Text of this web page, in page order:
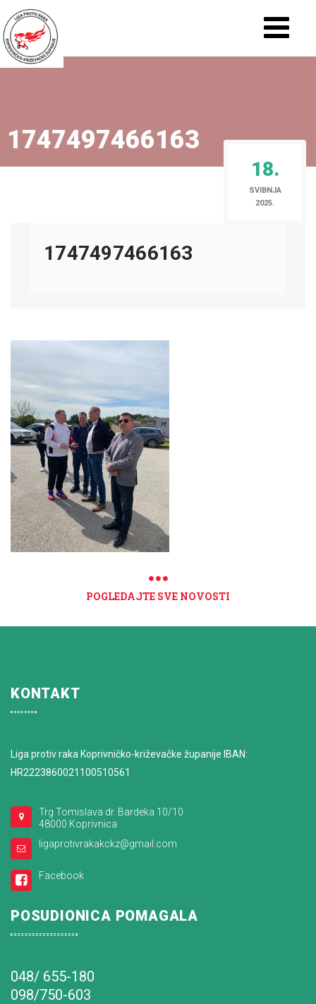
1747497466163
18.
SVIBNJA
2025.
1747497466163
POGLEDAJTE SVE NOVOSTI
KONTAKT
Liga protiv raka Koprivničko-križevačke županije IBAN:
HR2223860021100510561
Trg Tomislava dr. Bardeka 10/10
48000 Koprivnica
ligaprotivrakakckz@gmail.com
Facebook
POSUDIONICA POMAGALA
048/ 655-180
098/750-603